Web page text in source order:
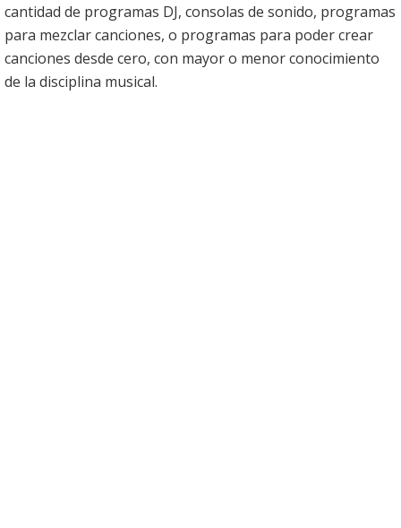
cantidad de programas DJ, consolas de sonido, programas
para mezclar canciones, o programas para poder crear
canciones desde cero, con mayor o menor conocimiento
de la disciplina musical.